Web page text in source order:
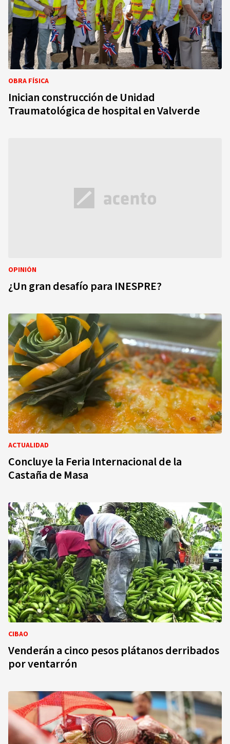
OBRA FÍSICA
Inician construcción de Unidad
Traumatológica de hospital en Valverde
OPINIÓN
¿Un gran desafío para INESPRE?
ACTUALIDAD
Concluye la Feria Internacional de la
Castaña de Masa
CIBAO
Venderán a cinco pesos plátanos derribados
por ventarrón